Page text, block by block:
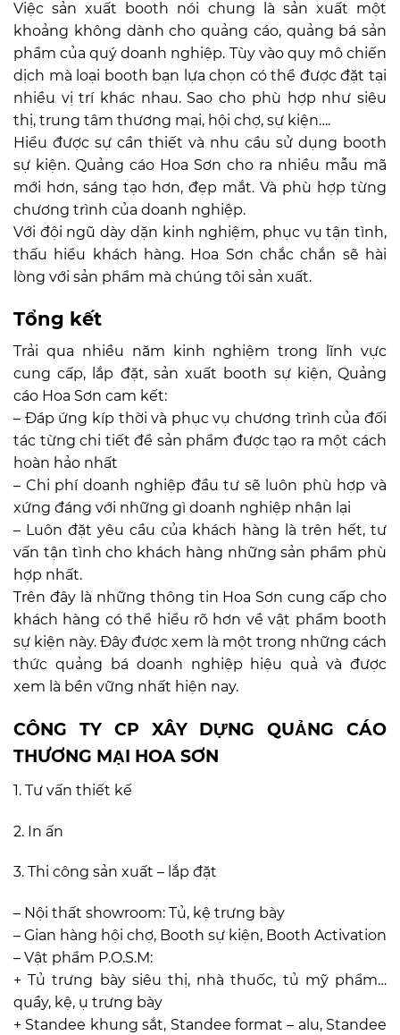
Việc sản xuất booth nói chung là sản xuất một
khoảng không dành cho quảng cáo, quảng bá sản
phẩm của quý doanh nghiệp. Tùy vào quy mô chiến
dịch mà loại booth bạn lựa chọn có thể được đặt tại
nhiều vị trí khác nhau. Sao cho phù hợp như siêu
thị, trung tâm thương mại, hội chợ, sự kiện….
Hiểu được sự cần thiết và nhu cầu sử dụng booth
sự kiện. Quảng cáo Hoa Sơn cho ra nhiều mẫu mã
mới hơn, sáng tạo hơn, đẹp mắt. Và phù hợp từng
chương trình của doanh nghiệp.
Với đội ngũ dày dặn kinh nghiệm, phục vụ tận tình,
thấu hiểu khách hàng. Hoa Sơn chắc chắn sẽ hài
lòng với sản phẩm mà chúng tôi sản xuất.
Tổng kết
Trải qua nhiều năm kinh nghiệm trong lĩnh vực
cung cấp, lắp đặt, sản xuất booth sự kiện, Quảng
cáo Hoa Sơn cam kết:
– Đáp ứng kíp thời và phục vụ chương trình của đối
tác từng chi tiết để sản phẩm được tạo ra một cách
hoàn hảo nhất
– Chi phí doanh nghiệp đầu tư sẽ luôn phù hợp và
xứng đáng với những gì doanh nghiệp nhận lại
– Luôn đặt yêu cầu của khách hàng là trên hết, tư
vấn tận tình cho khách hàng những sản phẩm phù
hợp nhất.
Trên đây là những thông tin Hoa Sơn cung cấp cho
khách hàng có thể hiểu rõ hơn về vật phẩm booth
sự kiện này. Đây được xem là một trong những cách
thức quảng bá doanh nghiệp hiệu quả và được
xem là bền vững nhất hiện nay.
CÔNG TY CP XÂY DỰNG QUẢNG CÁO
THƯƠNG MẠI HOA SƠN
1. Tư vấn thiết kế
2. In ấn
3. Thi công sản xuất – lắp đặt
– Nội thất showroom: Tủ, kệ trưng bày
– Gian hàng hội chợ, Booth sự kiện, Booth Activation
– Vật phẩm P.O.S.M:
+ Tủ trưng bày siêu thị, nhà thuốc, tủ mỹ phẩm…
quầy, kệ, ụ trưng bày
+ Standee khung sắt, Standee format – alu, Standee